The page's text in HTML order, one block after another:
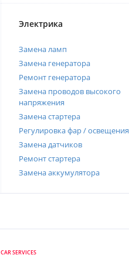
Электрика
Замена ламп
Замена генератора
Ремонт генератора
Замена проводов высокого
напряжения
Замена стартера
Регулировка фар / освещения
Замена датчиков
Ремонт стартера
Замена аккумулятора
CAR SERVICES